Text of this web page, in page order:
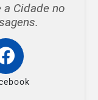
Cidade no